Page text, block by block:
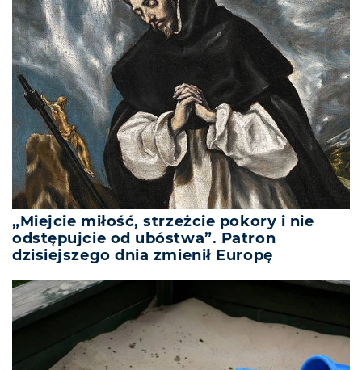
„Miejcie miłość, strzeżcie pokory i nie
odstępujcie od ubóstwa”. Patron
dzisiejszego dnia zmienił Europę